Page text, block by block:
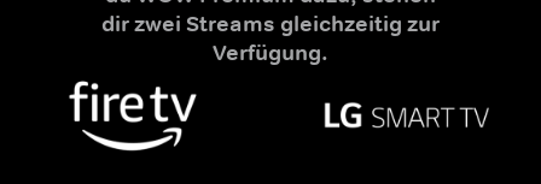
dir zwei Streams gleichzeitig zur
Verfügung.